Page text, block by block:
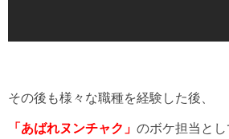
その後も様々な職種を経験した後、
「あばれヌンチャク」 のボケ担当とし